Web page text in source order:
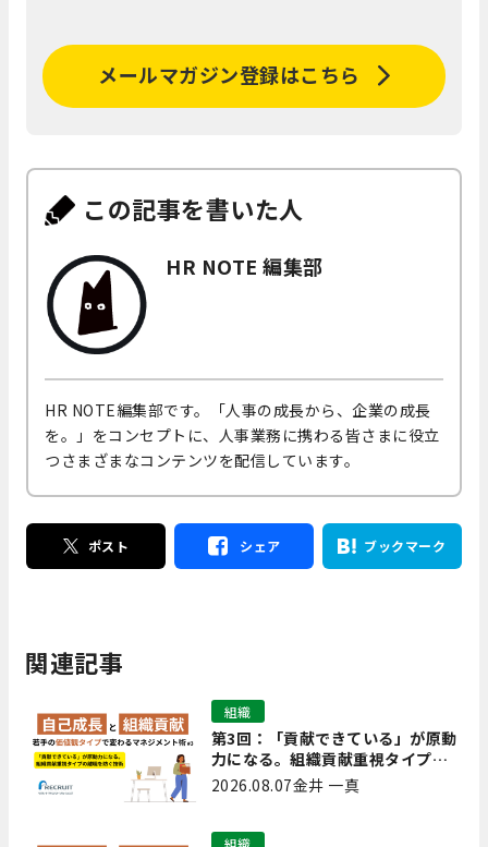
メールマガジン登録はこちら
この記事を書いた人
HR NOTE 編集部
HR NOTE編集部です。「人事の成長から、企業の成長
を。」をコンセプトに、人事業務に携わる皆さまに役立
つさまざまなコンテンツを配信しています。
ポスト シェア ブックマーク
関連記事
第3回：「貢献できている」が原動
力になる。組織貢献重視タイプの
離職を防ぐ技術
組織
2026.08.07金井 一真
組織